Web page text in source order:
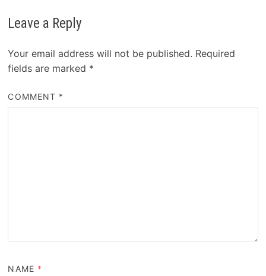
Leave a Reply
Your email address will not be published. Required
fields are marked *
COMMENT *
NAME *